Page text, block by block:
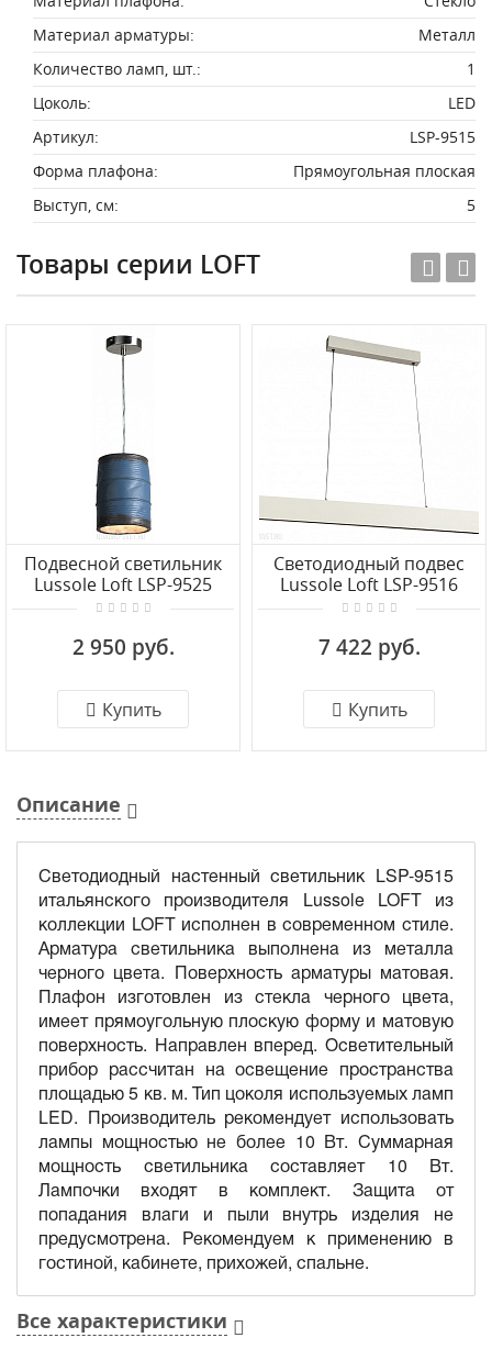
Материал арматуры:
Металл
Количество ламп, шт.:
1
Цоколь:
LED
Артикул:
LSP-9515
Форма плафона:
Прямоугольная плоская
Выступ, см:
5
Товары серии LOFT
Подвесной светильник
Lussole Loft LSP-9525
2 950 руб.
Купить
Светодиодный подвес
Lussole Loft LSP-9516
7 422 руб.
Купить
Описание
Светодиодный настенный светильник LSP-9515
итальянского производителя Lussole LOFT из
коллекции LOFT исполнен в современном стиле.
Арматура светильника выполнена из металла
черного цвета. Поверхность арматуры матовая.
Плафон изготовлен из стекла черного цвета,
имеет прямоугольную плоскую форму и матовую
поверхность. Направлен вперед. Осветительный
прибор рассчитан на освещение пространства
площадью 5 кв. м. Тип цоколя используемых ламп
LED. Производитель рекомендует использовать
лампы мощностью не более 10 Вт. Суммарная
мощность светильника составляет 10 Вт.
Лампочки входят в комплект. Защита от
попадания влаги и пыли внутрь изделия не
предусмотрена. Рекомендуем к применению в
гостиной, кабинете, прихожей, спальне.
Все характеристики